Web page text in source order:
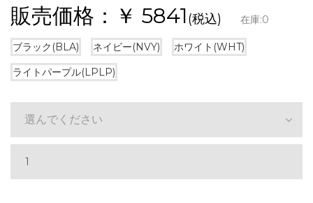
販売価格：￥ 5841(税込) 在庫:0
ブラック(BLA) ネイビー(NVY)
ホワイト(WHT)
ライトパープル(LPLP)
選んでください